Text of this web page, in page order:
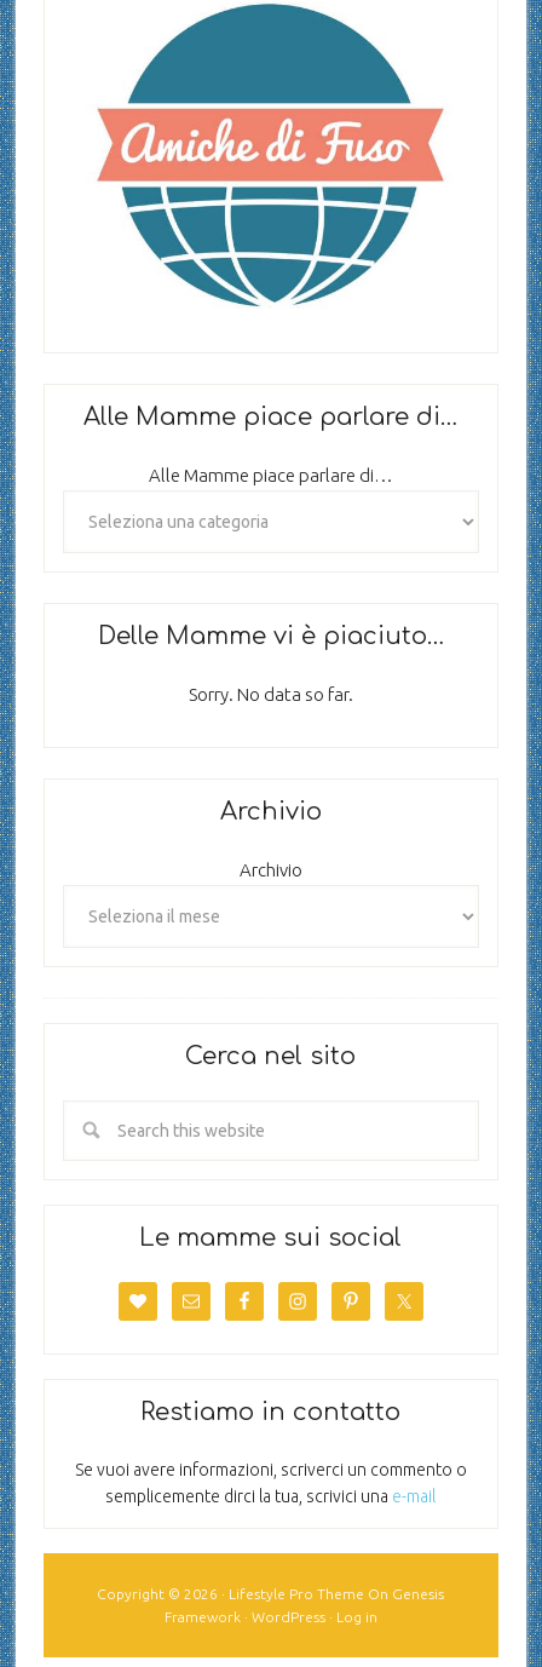
Alle Mamme piace parlare di…
Alle Mamme piace parlare di…
Delle Mamme vi è piaciuto…
Sorry. No data so far.
Archivio
Archivio
Cerca nel sito
Le mamme sui social
Restiamo in contatto
Se vuoi avere informazioni, scriverci un commento o
semplicemente dirci la tua, scrivici una e-mail
Copyright © 2026 · Lifestyle Pro Theme On Genesis
Framework· WordPress· Log in